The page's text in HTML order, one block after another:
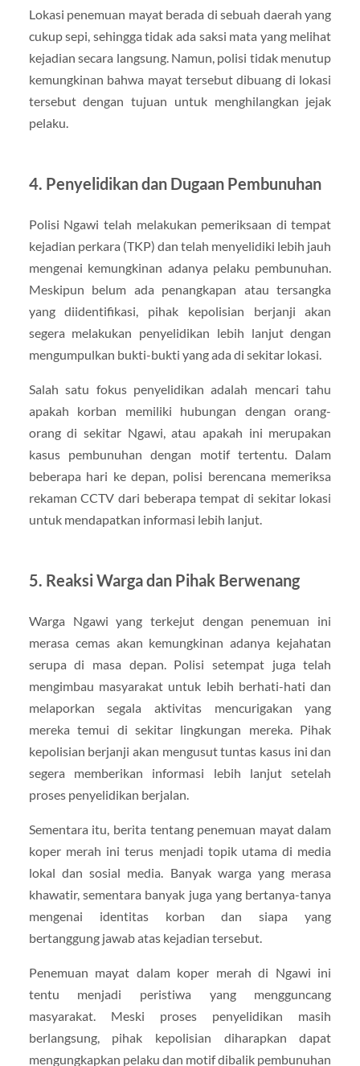
Lokasi penemuan mayat berada di sebuah daerah yang
cukup sepi, sehingga tidak ada saksi mata yang melihat
kejadian secara langsung. Namun, polisi tidak menutup
kemungkinan bahwa mayat tersebut dibuang di lokasi
tersebut dengan tujuan untuk menghilangkan jejak
pelaku.
4. Penyelidikan dan Dugaan Pembunuhan
Polisi Ngawi telah melakukan pemeriksaan di tempat
kejadian perkara (TKP) dan telah menyelidiki lebih jauh
mengenai kemungkinan adanya pelaku pembunuhan.
Meskipun belum ada penangkapan atau tersangka
yang diidentifikasi, pihak kepolisian berjanji akan
segera melakukan penyelidikan lebih lanjut dengan
mengumpulkan bukti-bukti yang ada di sekitar lokasi.
Salah satu fokus penyelidikan adalah mencari tahu
apakah korban memiliki hubungan dengan orang-
orang di sekitar Ngawi, atau apakah ini merupakan
kasus pembunuhan dengan motif tertentu. Dalam
beberapa hari ke depan, polisi berencana memeriksa
rekaman CCTV dari beberapa tempat di sekitar lokasi
untuk mendapatkan informasi lebih lanjut.
5. Reaksi Warga dan Pihak Berwenang
Warga Ngawi yang terkejut dengan penemuan ini
merasa cemas akan kemungkinan adanya kejahatan
serupa di masa depan. Polisi setempat juga telah
mengimbau masyarakat untuk lebih berhati-hati dan
melaporkan segala aktivitas mencurigakan yang
mereka temui di sekitar lingkungan mereka. Pihak
kepolisian berjanji akan mengusut tuntas kasus ini dan
segera memberikan informasi lebih lanjut setelah
proses penyelidikan berjalan.
Sementara itu, berita tentang penemuan mayat dalam
koper merah ini terus menjadi topik utama di media
lokal dan sosial media. Banyak warga yang merasa
khawatir, sementara banyak juga yang bertanya-tanya
mengenai identitas korban dan siapa yang
bertanggung jawab atas kejadian tersebut.
Penemuan mayat dalam koper merah di Ngawi ini
tentu menjadi peristiwa yang mengguncang
masyarakat. Meski proses penyelidikan masih
berlangsung, pihak kepolisian diharapkan dapat
mengungkapkan pelaku dan motif dibalik pembunuhan